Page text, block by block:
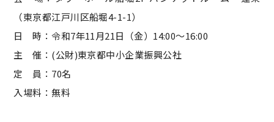
（東京都江戸川区船堀4-1-1）
日 時：令和7年11月21日（金）14:00～16:00
主 催：(公財)東京都中小企業振興公社
定 員：70名
入場料：無料